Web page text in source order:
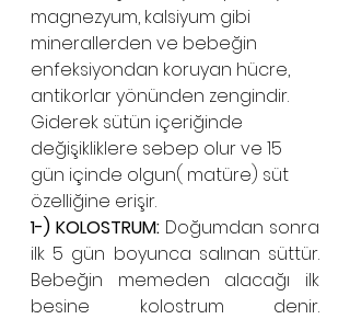
magnezyum, kalsiyum gibi
minerallerden ve bebeğin
enfeksiyondan koruyan hücre,
antikorlar yönünden zengindir.
Giderek sütün içeriğinde
değişikliklere sebep olur ve 15
gün içinde olgun( matüre) süt
özelliğine erişir.
1-) KOLOSTRUM: Doğumdan sonra
ilk 5 gün boyunca salınan süttür.
Bebeğin memeden alacağı ilk
besine kolostrum denir.